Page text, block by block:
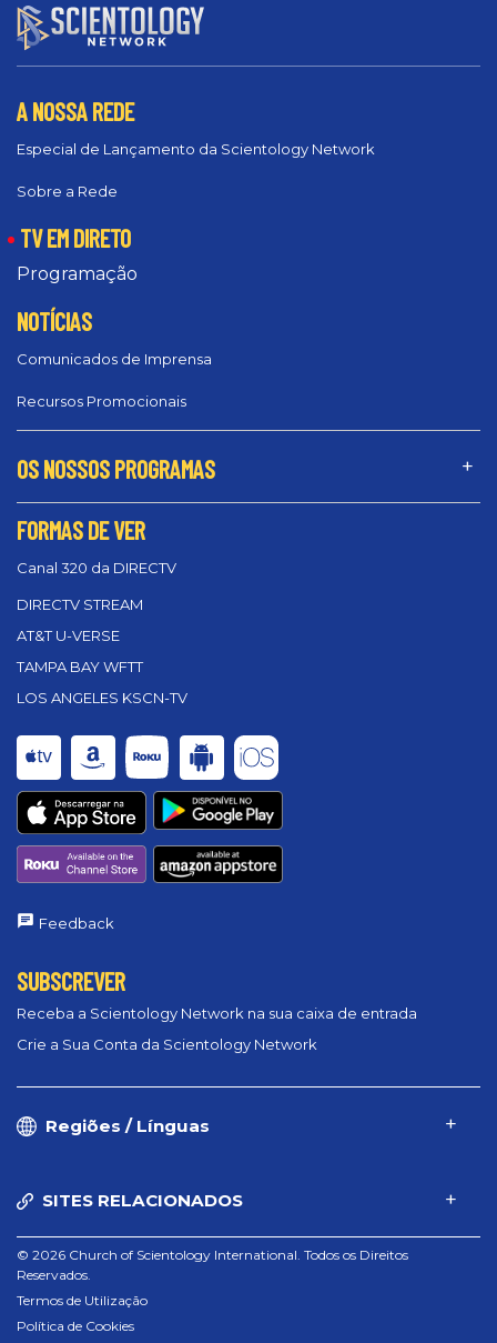
A NOSSA REDE
Especial de Lançamento da Scientology Network
Sobre a Rede
TV EM DIRETO
Programação
NOTÍCIAS
Comunicados de Imprensa
Recursos Promocionais
OS NOSSOS PROGRAMAS
FORMAS DE VER
Canal 320 da DIRECTV
DIRECTV STREAM
AT&T U-VERSE
TAMPA BAY WFTT
LOS ANGELES KSCN-TV
Feedback
SUBSCREVER
Receba a Scientology Network na sua caixa de entrada
Crie a Sua Conta da Scientology Network
Regiões / Línguas
SITES RELACIONADOS
© 2026 Church of Scientology International. Todos os Direitos
Reservados.
Termos de Utilização
Política de Cookies